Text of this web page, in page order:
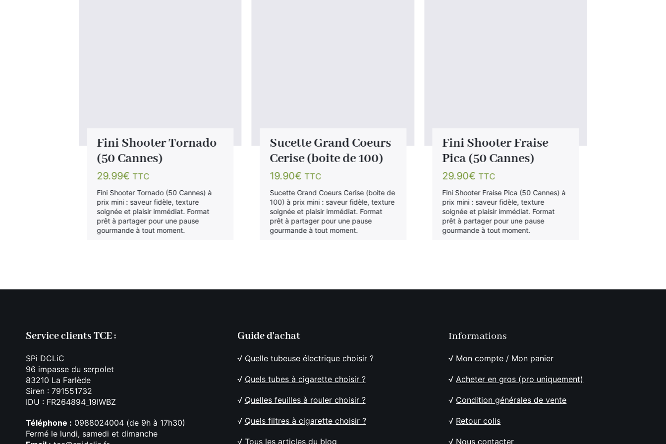
Fini Shooter Tornado
(50 Cannes)
29.99€ TTC
Fini Shooter Tornado (50 Cannes) à
prix mini : saveur fidèle, texture
soignée et plaisir immédiat. Format
prêt à partager pour une pause
gourmande à tout moment.
Sucette Grand Coeurs
Cerise (boite de 100)
19.90€ TTC
Sucette Grand Coeurs Cerise (boite de
100) à prix mini : saveur fidèle, texture
soignée et plaisir immédiat. Format
prêt à partager pour une pause
gourmande à tout moment.
Fini Shooter Fraise
Pica (50 Cannes)
29.90€ TTC
Fini Shooter Fraise Pica (50 Cannes) à
prix mini : saveur fidèle, texture
soignée et plaisir immédiat. Format
prêt à partager pour une pause
gourmande à tout moment.
Service clients TCE :
SPi DCLiC
96 impasse du serpolet
83210 La Farlède
Siren : 791551732
IDU : FR264894_19IWBZ
Téléphone : 0988024004 (de 9h à 17h30)
Fermé le lundi, samedi et dimanche
Guide d'achat
√ Quelle tubeuse électrique choisir ?
√ Quels tubes à cigarette choisir ?
√ Quelles feuilles à rouler choisir ?
√ Quels filtres à cigarette choisir ?
√ Tous les articles du blog
Informations
√ Mon compte / Mon panier
√ Acheter en gros (pro uniquement)
√ Condition générales de vente
√ Retour colis
√ Nous contacter